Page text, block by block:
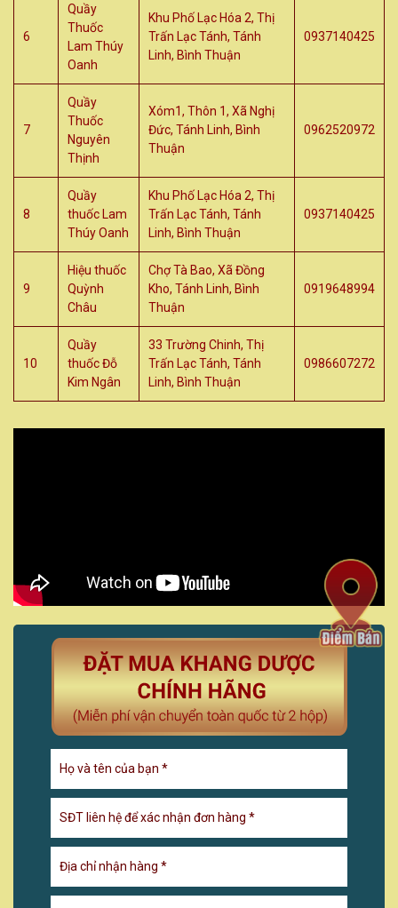
6
Quầy
Thuốc
Lam Thúy
Oanh
Khu Phố Lạc Hóa 2, Thị
Trấn Lạc Tánh, Tánh
Linh, Bình Thuận
0937140425
7
Quầy
Thuốc
Nguyên
Thịnh
Xóm1, Thôn 1, Xã Nghị
Đức, Tánh Linh, Bình
Thuận
0962520972
8
Quầy
thuốc Lam
Thúy Oanh
Khu Phố Lạc Hóa 2, Thị
Trấn Lạc Tánh, Tánh
Linh, Bình Thuận
0937140425
9
Hiệu thuốc
Quỳnh
Châu
Chợ Tà Bao, Xã Đồng
Kho, Tánh Linh, Bình
Thuận
0919648994
10
Quầy
thuốc Đỗ
Kim Ngân
33 Trường Chinh, Thị
Trấn Lạc Tánh, Tánh
Linh, Bình Thuận
0986607272